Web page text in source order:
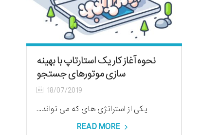
نحوه آغاز کار یک استارتاپ با بهینه
سازی موتورهای جستجو
18/07/2019
یکی از استراتژی های که می تواند...
READ MORE